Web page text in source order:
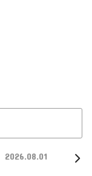
2026.08.01